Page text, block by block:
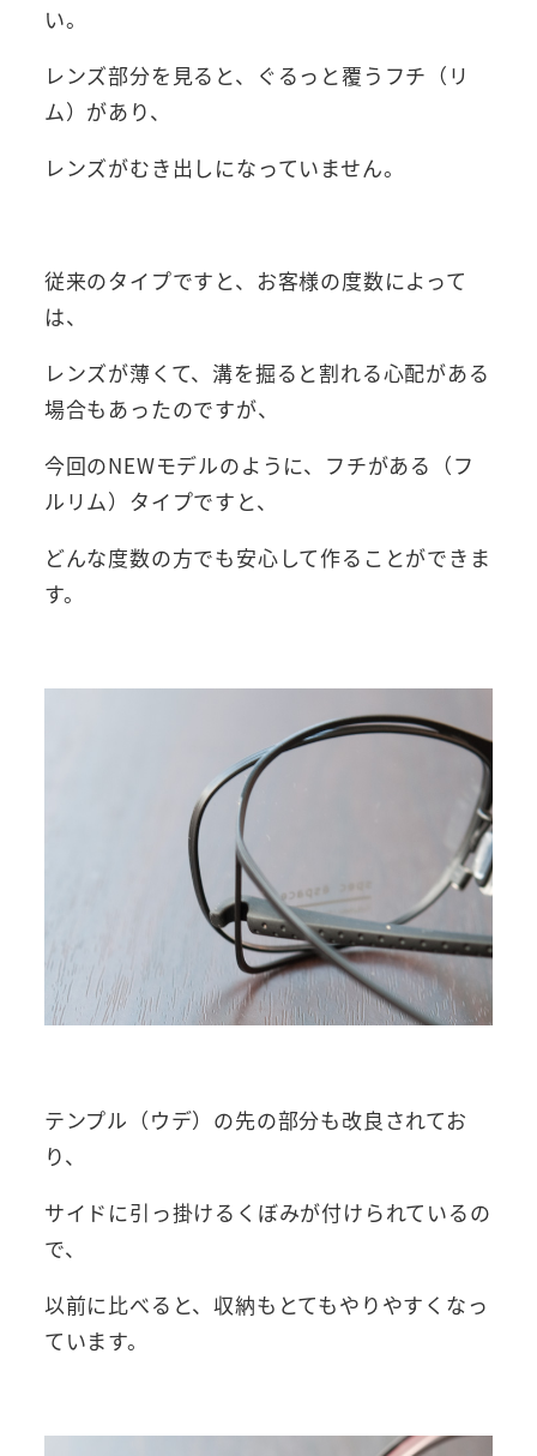
い。
レンズ部分を見ると、ぐるっと覆うフチ（リ
ム）があり、
レンズがむき出しになっていません。
従来のタイプですと、お客様の度数によって
は、
レンズが薄くて、溝を掘ると割れる心配がある
場合もあったのですが、
今回のNEWモデルのように、フチがある（フ
ルリム）タイプですと、
どんな度数の方でも安心して作ることができま
す。
テンプル（ウデ）の先の部分も改良されてお
り、
サイドに引っ掛けるくぼみが付けられているの
で、
以前に比べると、収納もとてもやりやすくなっ
ています。